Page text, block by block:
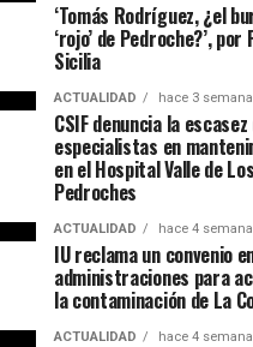
‘Tomás Rodríguez, ¿el
‘rojo’ de Pedroche?’,
Sicilia
ACTUALIDAD hace 3
CSIF denuncia la escasez
especialistas en
en el Hospital Valle de Los
Pedroches
ACTUALIDAD hace 4
IU reclama un convenio
administraciones para
la contaminación de La
ACTUALIDAD hace 4